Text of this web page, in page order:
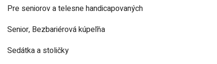
Pre seniorov a telesne handicapovaných
Senior, Bezbariérová kúpeľňa
Sedátka a stoličky